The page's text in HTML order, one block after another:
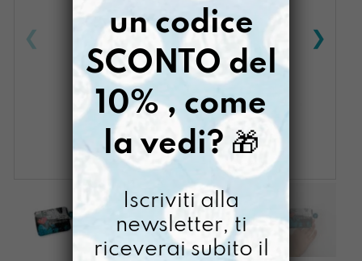
un codice
SCONTO del
10% , come
la vedi? 🎁
Iscriviti alla
newsletter, ti
riceverai subito il